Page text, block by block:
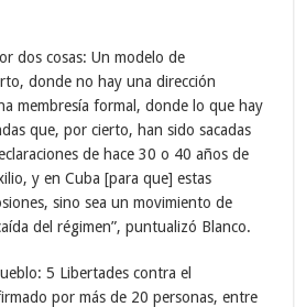
dos cosas: Un modelo de
donde no hay una dirección
membresía formal, donde lo que hay
que, por cierto, han sido sacadas
de hace 30 o 40 años de
y en Cuba [para que] estas
sino sea un movimiento de
del régimen”, puntualizó Blanco.
5 Libertades contra el
por más de 20 personas, entre